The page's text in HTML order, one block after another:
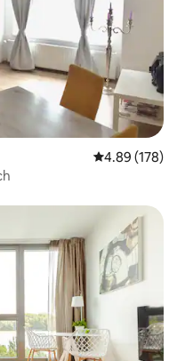
Meánrátáil
4.89 (178)